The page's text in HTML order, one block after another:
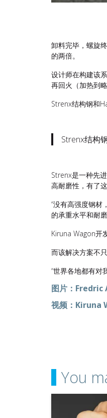
卸料完毕，螺旋
的两倍。
设计师在构建该
再回火（加热到
Strenx结构钢和
Strenx结构
Strenx是一种先
高耐磨性，有了
“没有高强度钢材
的承重水平和耐
Kiruna Wagon开
而该解决方案不
“世界各地都有对
图片：
视频：Kiruna
You